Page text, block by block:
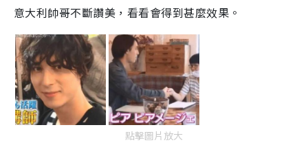
意大利帥哥不斷讚美，看看會得到甚麼效果。
點擊圖片放大